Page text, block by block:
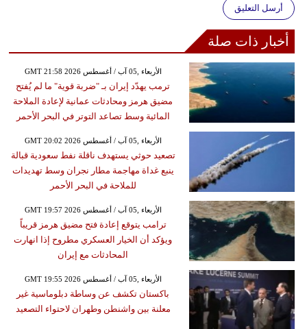
أرسل التعليق
أخبار ذات صلة
GMT 21:58 2026 الأربعاء ,05 آب / أغسطس
ترمب يهدّد إيران بـ "ضربة قوية" ما لم يُفتح
مضيق هرمز ومحادثات عمانية لإعادة الملاحة
المائية وسط تصاعد التوتر في البحر الأحمر
GMT 20:02 2026 الأربعاء ,05 آب / أغسطس
تصعيد حوثي يستهدف ناقلة نفط سعودية قبالة
ينبع غداة مهاجمة مطار نجران وسط تهديدات
للملاحة في البحر الأحمر
GMT 19:57 2026 الأربعاء ,05 آب / أغسطس
ترامب يتوقع إعادة فتح مضيق هرمز قريباً
ويؤكد أن الخيار العسكري مطروح إذا انهارت
المحادثات مع إيران
GMT 19:55 2026 الأربعاء ,05 آب / أغسطس
باكستان تكشف عن وساطة دبلوماسية غير
معلنة بين واشنطن وطهران لاحتواء التصعيد